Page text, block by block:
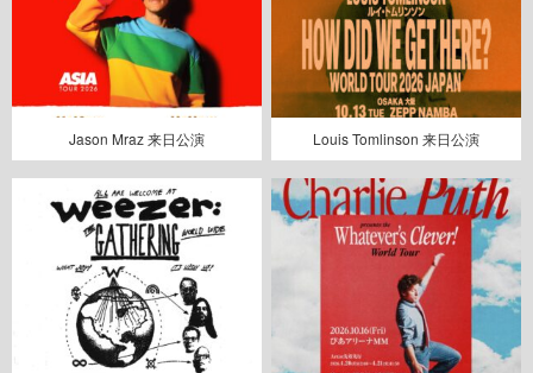
Jason Mraz 来日公演 Louis Tomlinson 来日公演